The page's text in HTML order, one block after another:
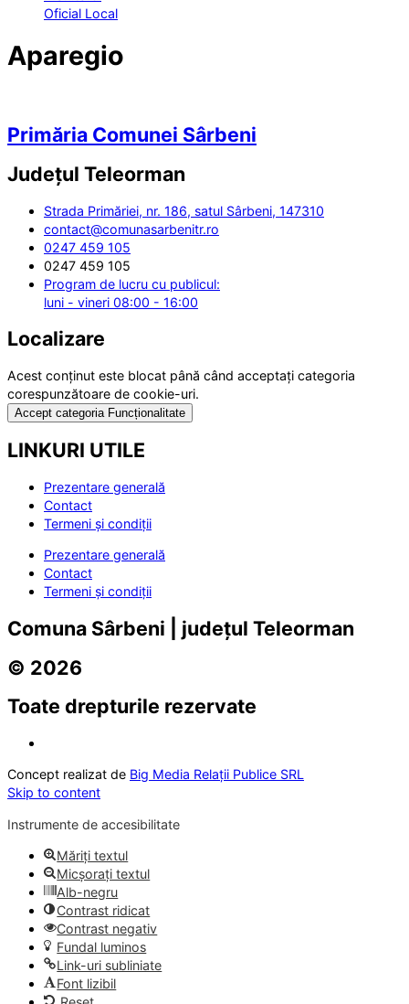
Oficial Local
Aparegio
Primăria Comunei Sârbeni
Județul Teleorman
Strada Primăriei, nr. 186, satul Sârbeni, 147310
contact@comunasarbenitr.ro
0247 459 105
0247 459 105
Program de lucru cu publicul:
luni - vineri 08:00 - 16:00
Localizare
Acest conținut este blocat până când acceptați categoria
corespunzătoare de cookie-uri.
Accept categoria Funcționalitate
LINKURI UTILE
Prezentare generală
Contact
Termeni și condiții
Prezentare generală
Contact
Termeni și condiții
Comuna Sârbeni | județul Teleorman
© 2026
Toate drepturile rezervate
Concept realizat de Big Media Relații Publice SRL
Skip to content
Instrumente de accesibilitate
Măriți textul
Micșorați textul
Alb-negru
Contrast ridicat
Contrast negativ
Fundal luminos
Link-uri subliniate
Font lizibil